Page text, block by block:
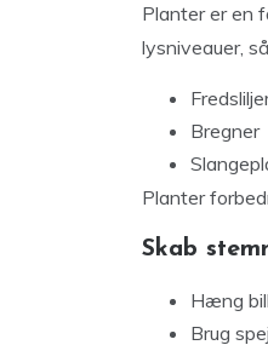
Planter er en
lysniveauer,
Bregner
Planter
Skab
Hæng
Brug